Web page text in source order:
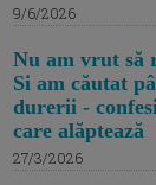
9/6/2026
Nu am vrut să
Si am căutat
durerii -
care alăptează
27/3/2026